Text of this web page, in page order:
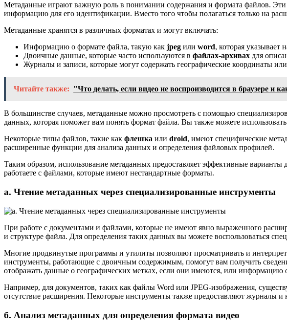
Метаданные играют важную роль в понимании содержания и формата файлов.
информацию для его идентификации. Вместо того чтобы полагаться только на
Метаданные хранятся в различных форматах и могут включать:
Информацию о формате файла, такую как jpeg или word, которая указывает
Двоичные данные, которые часто используются в файлах-архивах для
Журналы и записи, которые могут содержать географические координаты
Читайте также: "Что делать, если видео не воспроизводится в браузере и
В большинстве случаев, метаданные можно просмотреть с помощью
данных, которая поможет вам понять формат файла. Вы также можете
Некоторые типы файлов, такие как флешка или droid, имеют специфические
расширенные функции для анализа данных и определения файловых профилей.
Таким образом, использование метаданных предоставляет эффективные
работаете с файлами, которые имеют нестандартные форматы.
а. Чтение метаданных через специализированные инструменты
При работе с документами и файлами, которые не имеют явно выраженного
и структуре файла. Для определения таких данных вы можете воспользоваться
Многие продвинутые программы и утилиты позволяют просматривать и
инструменты, работающие с двоичным содержимым, помогут вам получить
отображать данные о географических метках, если они имеются, или
Например, для документов, таких как файлы Word или JPEG-изображения,
отсутствие расширения. Некоторые инструменты также предоставляют журналы и
б. Анализ метаданных для определения формата видео